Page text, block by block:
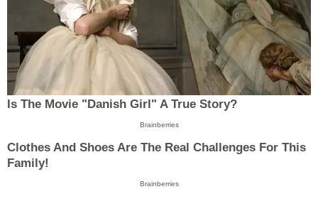
Is The Movie "Danish Girl" A True Story?
Brainberries
Clothes And Shoes Are The Real Challenges For This
Family!
Brainberries